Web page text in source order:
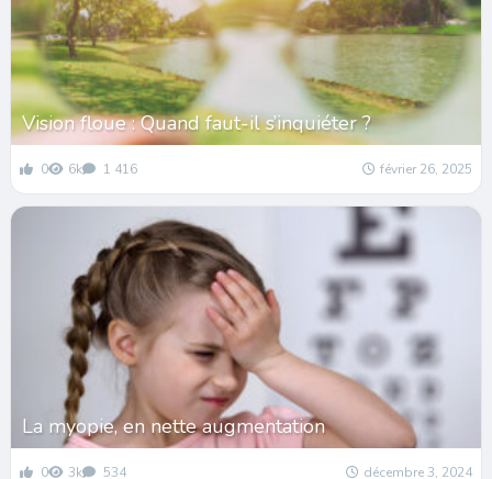
Vision floue : Quand faut-il s’inquiéter ?
0 6k 1 416 février 26, 2025
La myopie, en nette augmentation
0 3k 534 décembre 3, 2024